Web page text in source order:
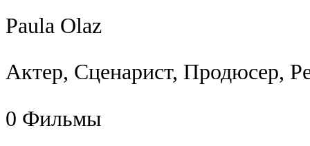
Paula Olaz
Актер, Сценарист, Продюсер,
0 Фильмы